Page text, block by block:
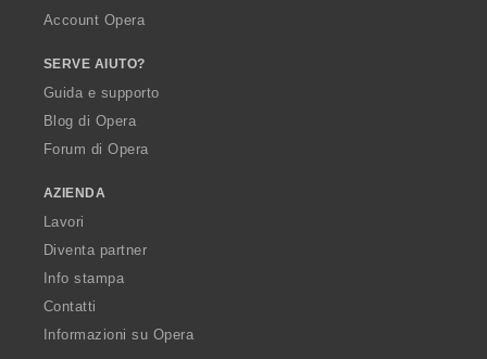
Account Opera
SERVE AIUTO?
Guida e supporto
Blog di Opera
Forum di Opera
AZIENDA
Lavori
Diventa partner
Info stampa
Contatti
Informazioni su Opera